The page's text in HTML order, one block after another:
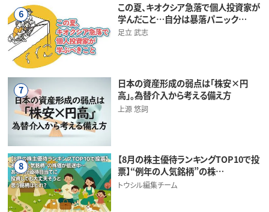
6
この夏、キオクシア急落で個人投資家が
学んだこと…自分は暴落パニック…
足立 武志
7
日本の資産形成の弱点は「株安×円
高」。為替介入から考える備え方
上源 悠詞
8
【8月の株主優待ランキングTOP10で投
票】“例年の人気銘柄”の株…
トウシル編集チーム